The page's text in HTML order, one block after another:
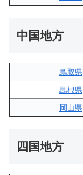
中国地方
鳥取県
島根県
岡山県
四国地方